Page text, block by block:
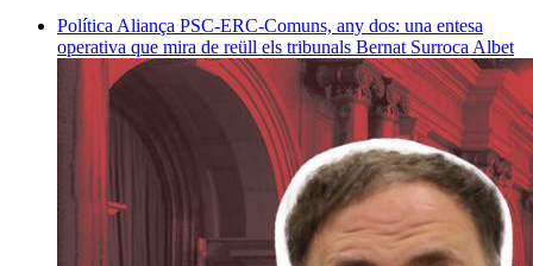
Política Aliança PSC-ERC-Comuns, any dos: una entesa
operativa que mira de reüll els tribunals Bernat Surroca Albet